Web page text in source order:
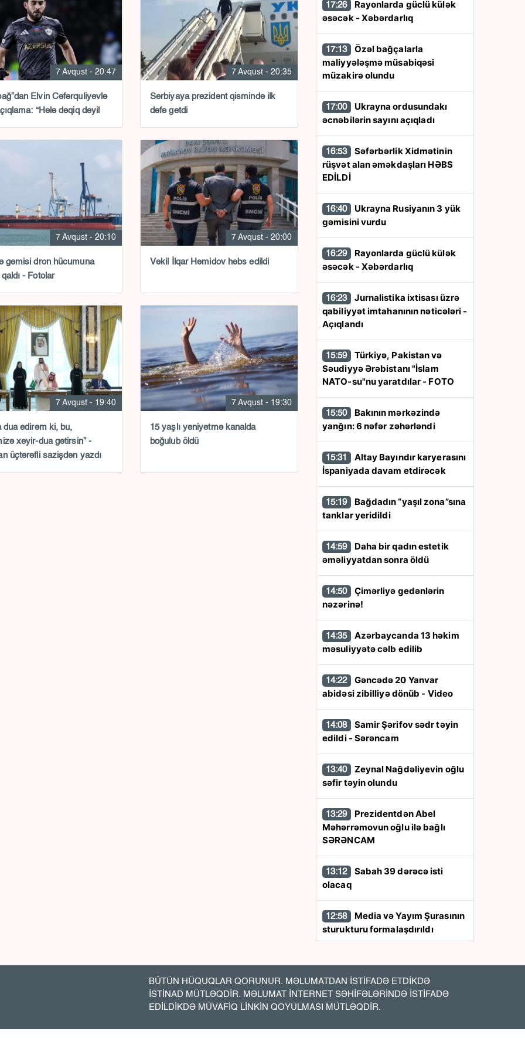
7 Avqust - 20:47
Elvin Cəfərquliyevlə
“Hələ dəqiq deyil
7 Avqust - 20:35
Serbiyaya prezident qismində ilk
dəfə getdi
7 Avqust - 20:10
gəmisi dron hücumuna
- Fotolar
7 Avqust - 20:00
Vəkil İlqar Həmidov həbs edildi
7 Avqust - 19:40
dua edirəm ki, bu,
xeyir-dua gətirsin” -
üçtərəfli sazişdən yazdı
7 Avqust - 19:30
15 yaşlı yeniyetmə kanalda
boğulub öldü
17:26
əsəcək - Xəbərdarlıq
17:13
maliyyələşmə müsabiqəsi
müzakirə olundu
17:00
əcnəbilərin sayını açıqladı
16:53
rüşvət alan əməkdaşları HƏBS
EDİLDİ
16:40
gəmisini vurdu
16:29
əsəcək - Xəbərdarlıq
16:23
qabiliyyət imtahanının nəticələri -
Açıqlandı
15:59
Səudiyyə Ərəbistanı "İslam
NATO-su"nu yaratdılar - FOTO
15:50
yanğın: 6 nəfər zəhərləndi
15:31
İspaniyada davam etdirəcək
15:19
tanklar yeridildi
14:59
əməliyyatdan sonra öldü
14:50
nəzərinə!
14:35
məsuliyyətə cəlb edilib
14:22
abidəsi zibilliyə dönüb - Video
14:08
edildi - Sərəncam
13:40
səfir təyin olundu
13:29
Məhərrəmovun oğlu ilə bağlı
SƏRƏNCAM
13:12
olacaq
12:58
sturukturu formalaşdırıldı
azərbaycanlıların olduğu gəmiyə
PUA hücumu - Anbaan- Video
meyiti tapıldı
BÜTÜN HÜQUQLAR QORUNUR. MƏLUMATDAN İSTİFADƏ ETDİKDƏ
İSTİNAD MÜTLƏQDİR. MƏLUMAT İNTERNET SƏHİFƏLƏRİNDƏ İSTİFADƏ
EDİLDİKDƏ MÜVAFİQ LİNKİN QOYULMASI MÜTLƏQDİR.